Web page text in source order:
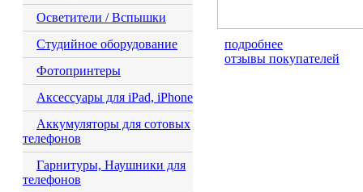
Осветители / Вспышки
Студийное оборудование
Фотопринтеры
Аксессуары для iPad, iPhone
Аккумуляторы для сотовых
телефонов
Гарнитуры, Наушники для
телефонов
подробнее
отзывы покупателей